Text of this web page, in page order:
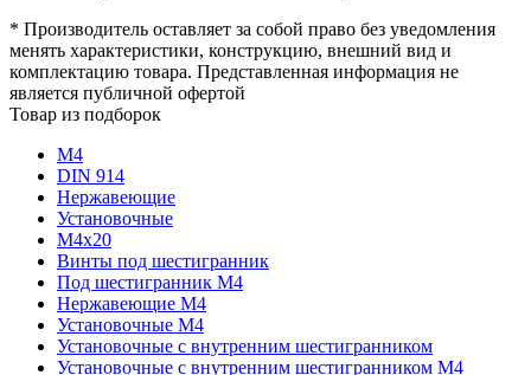
* Производитель оставляет за собой право без уведомления
менять характеристики, конструкцию, внешний вид и
комплектацию товара. Представленная информация не
является публичной офертой
Товар из подборок
М4
DIN 914
Нержавеющие
Установочные
М4х20
Винты под шестигранник
Под шестигранник М4
Нержавеющие М4
Установочные М4
Установочные с внутренним шестигранником
Установочные с внутренним шестигранником М4